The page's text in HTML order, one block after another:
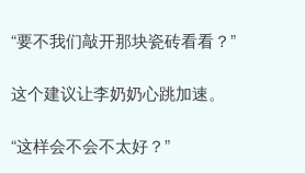
“要不我们敲开那块瓷砖看看？”
这个建议让李奶奶心跳加速。
“这样会不会不太好？”